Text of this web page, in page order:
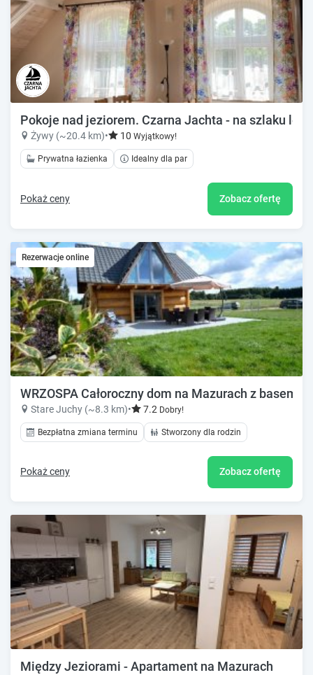
Pokoje nad jeziorem. Czarna Jachta - na szlaku
Żywy (~20.4 km)• 10 Wyjątkowy!
Prywatna łazienka Idealny dla par
Pokaż ceny Zobacz ofertę
Rezerwacje online
WRZOSPA Całoroczny dom na Mazurach z basem,
Stare Juchy (~8.3 km)• 7.2 Dobry!
Bezpłatna zmiana terminu Stworzony dla rodzin
Pokaż ceny Zobacz ofertę
Między Jeziorami - Apartament na Mazurach